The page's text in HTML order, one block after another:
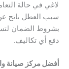
لاغي في حالة
سبب العطل ناتج
بشروط الضمان
دفع أي تكاليف.
أفضل مركز صيانة